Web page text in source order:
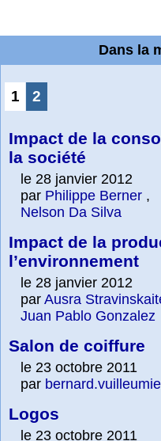
Dans la
1 2
Impact de la
la société
le 28 janvier 2012
par Philippe Berner ,
Nelson Da Silva
Impact de la
l’environnement
le 28 janvier 2012
par Ausra
Juan Pablo Gonzalez
Salon de coiffure
le 23 octobre 2011
par
Logos
le 23 octobre 2011